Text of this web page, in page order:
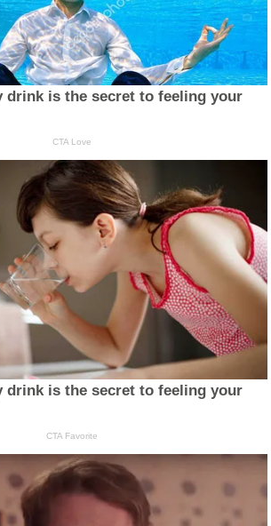
drink is the secret to feeling your
CTA Love
drink is the secret to feeling your
CTA Favorite